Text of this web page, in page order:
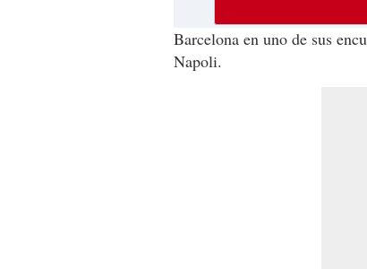
Barcelona en uno de sus
Napoli.